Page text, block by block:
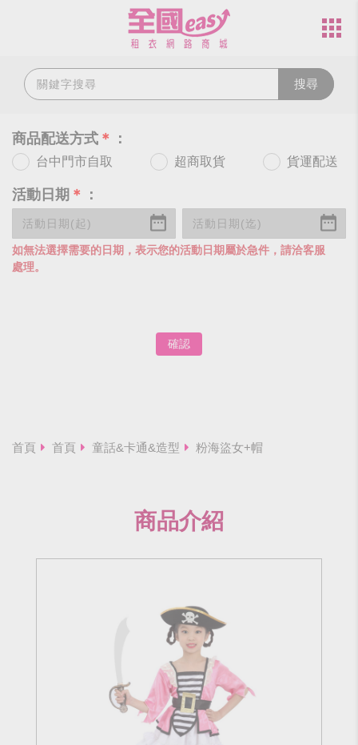
搜尋
商品配送方式 ＊ ：
台中門市自取 超商取貨 貨運配送
活動日期 ＊ ：
如無法選擇需要的日期，表示您的活動日期屬於急件，請洽客服
處理。
確認
首頁 首頁 童話&卡通&造型 粉海盜女+帽
商品介紹